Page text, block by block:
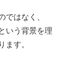
ではなく、
という背景を理
ます。